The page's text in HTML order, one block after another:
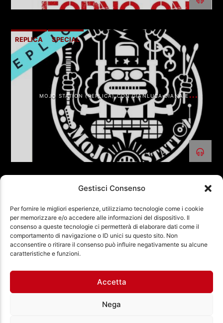
Gestisci Consenso
Per fornire le migliori esperienze, utilizziamo tecnologie come i cookie
per memorizzare e/o accedere alle informazioni del dispositivo. Il
consenso a queste tecnologie ci permetterà di elaborare dati come il
comportamento di navigazione o ID unici su questo sito. Non
acconsentire o ritirare il consenso può influire negativamente su alcune
caratteristiche e funzioni.
Accetta
Nega
REPLICA SPECIAL
MOJO STATION (REPLICA) CON GIANLUCA DIANA E
PIETROPAOLO MORONCELLI
PAGINE NEXT
Ass. Cult. Dissociazione - Codice fiscale:
Città Aperta via di Casal Bruciato 31/A, Roma